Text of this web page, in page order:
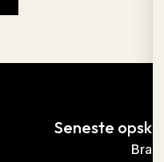
Seneste